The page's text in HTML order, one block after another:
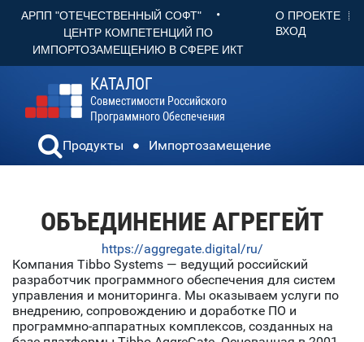
АРПП "ОТЕЧЕСТВЕННЫЙ СОФТ" •
ЦЕНТР КОМПЕТЕНЦИЙ ПО
ИМПОРТОЗАМЕЩЕНИЮ В СФЕРЕ ИКТ
О ПРОЕКТЕ
ВХОД
КАТАЛОГ
Совместимости Российского
Программного Обеспечения
Продукты Импортозамещение
ОБЪЕДИНЕНИЕ АГРЕГЕЙТ
https://aggregate.digital/ru/
Компания Tibbo Systems — ведущий российский
разработчик программного обеспечения для систем
управления и мониторинга. Мы оказываем услуги по
внедрению, сопровождению и доработке ПО и
программно-аппаратных комплексов, созданных на